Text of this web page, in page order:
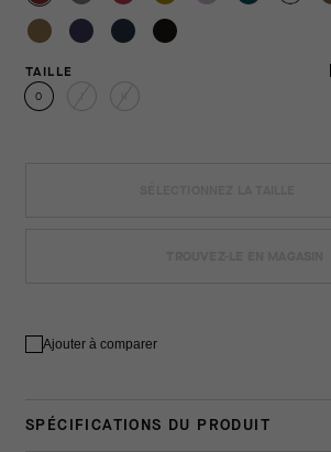
TAILLE
0
Ajouter à comparer
SPÉCIFICATIONS DU PRODUIT